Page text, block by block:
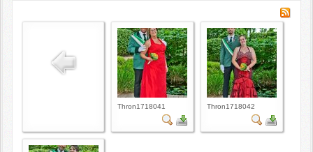
Thron1718041 Thron1718042